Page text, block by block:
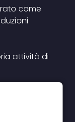
come
attività di